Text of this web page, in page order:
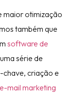
maior otimização
também que
software de
série de
chave, criação e
e-mail marketing